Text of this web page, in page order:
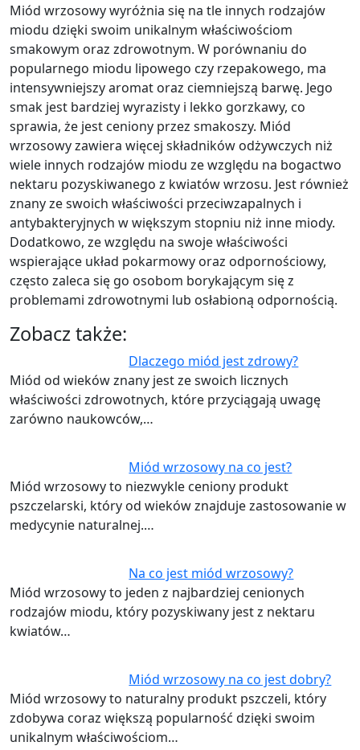
Miód wrzosowy wyróżnia się na tle innych rodzajów
miodu dzięki swoim unikalnym właściwościom
smakowym oraz zdrowotnym. W porównaniu do
popularnego miodu lipowego czy rzepakowego, ma
intensywniejszy aromat oraz ciemniejszą barwę. Jego
smak jest bardziej wyrazisty i lekko gorzkawy, co
sprawia, że jest ceniony przez smakoszy. Miód
wrzosowy zawiera więcej składników odżywczych niż
wiele innych rodzajów miodu ze względu na bogactwo
nektaru pozyskiwanego z kwiatów wrzosu. Jest również
znany ze swoich właściwości przeciwzapalnych i
antybakteryjnych w większym stopniu niż inne miody.
Dodatkowo, ze względu na swoje właściwości
wspierające układ pokarmowy oraz odpornościowy,
często zaleca się go osobom borykającym się z
problemami zdrowotnymi lub osłabioną odpornością.
Zobacz także:
Dlaczego miód jest zdrowy?
Miód od wieków znany jest ze swoich licznych
właściwości zdrowotnych, które przyciągają uwagę
zarówno naukowców,…
Miód wrzosowy na co jest?
Miód wrzosowy to niezwykle ceniony produkt
pszczelarski, który od wieków znajduje zastosowanie w
medycynie naturalnej.…
Na co jest miód wrzosowy?
Miód wrzosowy to jeden z najbardziej cenionych
rodzajów miodu, który pozyskiwany jest z nektaru
kwiatów…
Miód wrzosowy na co jest dobry?
Miód wrzosowy to naturalny produkt pszczeli, który
zdobywa coraz większą popularność dzięki swoim
unikalnym właściwościom…